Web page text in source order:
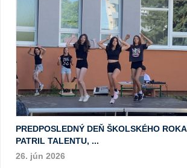
PREDPOSLEDNÝ DEŇ ŠKOLSKÉHO ROKA
PATRIL TALENTU, ...
26. jún 2026